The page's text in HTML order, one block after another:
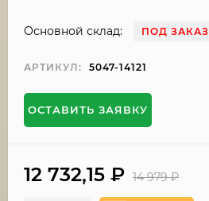
Основной склад: ПОД ЗАКАЗ
АРТИКУЛ: 5047-14121
ОСТАВИТЬ ЗАЯВКУ
12 732,15 ₽ 14 979₽